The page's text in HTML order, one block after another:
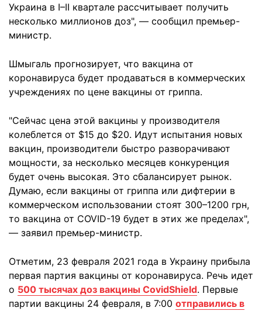
Украина в I–II квартале рассчитывает получить
несколько миллионов доз", — сообщил премьер-
министр.
Шмыгаль прогнозирует, что вакцина от
коронавируса будет продаваться в коммерческих
учреждениях по цене вакцины от гриппа.
"Сейчас цена этой вакцины у производителя
колеблется от $15 до $20. Идут испытания новых
вакцин, производители быстро разворачивают
мощности, за несколько месяцев конкуренция
будет очень высокая. Это сбалансирует рынок.
Думаю, если вакцины от гриппа или дифтерии в
коммерческом использовании стоят 300–1200 грн,
то вакцина от СOVID-19 будет в этих же пределах",
— заявил премьер-министр.
Отметим, 23 февраля 2021 года в Украину прибыла
первая партия вакцины от коронавируса. Речь идет
о 500 тысячах доз вакцины CovidShield. Первые
партии вакцины 24 февраля, в 7:00 отправились в